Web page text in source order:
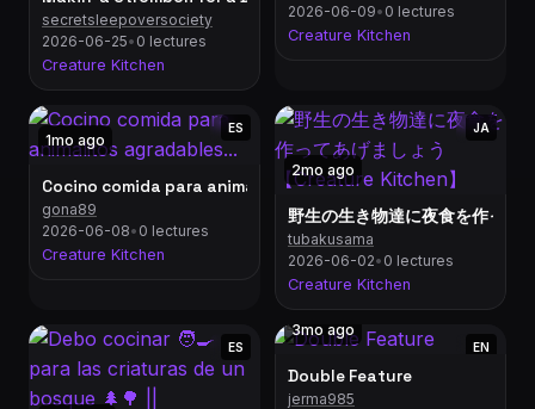
secretsleepoversociety
2026-06-25• 0 lectures
Creature Kitchen
2026-06-09• 0 lectures
Creature Kitchen
1mo ago
ES
Cocino comida para animalitos agradables...
gona89
2026-06-08• 0 lectures
Creature Kitchen
2mo ago
JA
野生の生き物達に夜食を作っ
tubakusama
2026-06-02• 0 lectures
Creature Kitchen
ES
3mo ago
EN
Double Feature
jerma985